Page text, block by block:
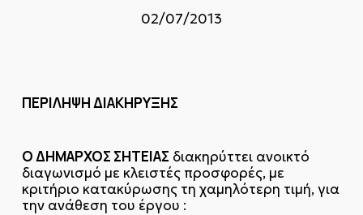
02/07/2013
ΠΕΡΙΛΗΨΗ ΔΙΑΚΗΡΥΞΗΣ
Ο ΔΗΜΑΡΧΟΣ ΣΗΤΕΙΑΣ διακηρύττει ανοικτό
διαγωνισμό με κλειστές προσφορές, με
κριτήριο κατακύρωσης τη χαμηλότερη τιμή, για
την ανάθεση του έργου :